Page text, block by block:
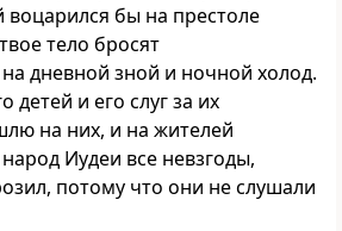
воцарился бы на престоле
тело бросят
дневной зной и ночной холод.
детей и его слуг за их
на них, и на жителей
Иудеи все невзгоды,
потому что они не слушали